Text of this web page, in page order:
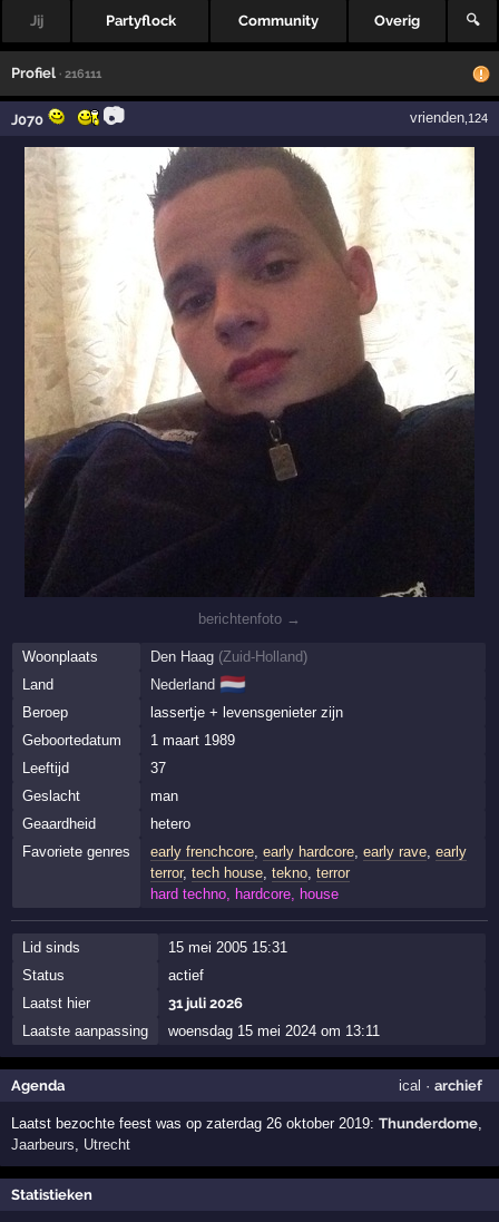
Jij Partyflock Community Overig 🔍
Profiel · 216111
J070 📷 vrienden,124
berichtenfoto →
Woonplaats Den Haag (Zuid-Holland)
Land
Nederland 🇳🇱
Beroep
lassertje + levensgenieter zijn
Geboortedatum
1 maart 1989
Leeftijd
37
Geslacht
man
Geaardheid
hetero
Favoriete genres
early frenchcore, early hardcore, early rave, early
terror, tech house, tekno, terror
hard techno, hardcore, house
Lid sinds
15 mei 2005 15:31
Status
actief
Laatst hier
31 juli 2026
Laatste aanpassing
woensdag 15 mei 2024 om 13:11
Agenda ical · archief
Laatst bezochte feest was op zaterdag 26 oktober 2019:Thunderdome,
Jaarbeurs, Utrecht
Statistieken